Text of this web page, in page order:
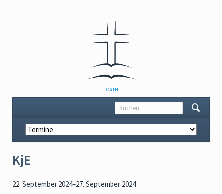
NAVIGATION
ÜBERSPRINGEN
LOGIN
Navigation
überspringen
KjE
22. September 2024–27. September 2024